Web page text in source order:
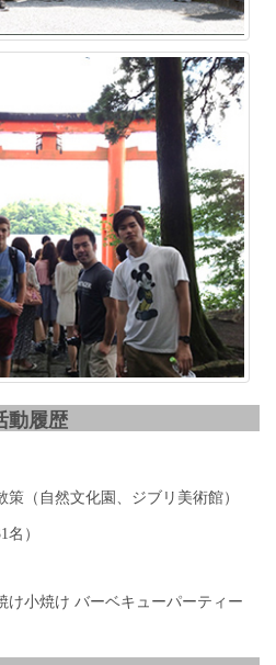
動履歴
（自然文化園、ジブリ美術館）
名）
け小焼け バーベキューパーティー